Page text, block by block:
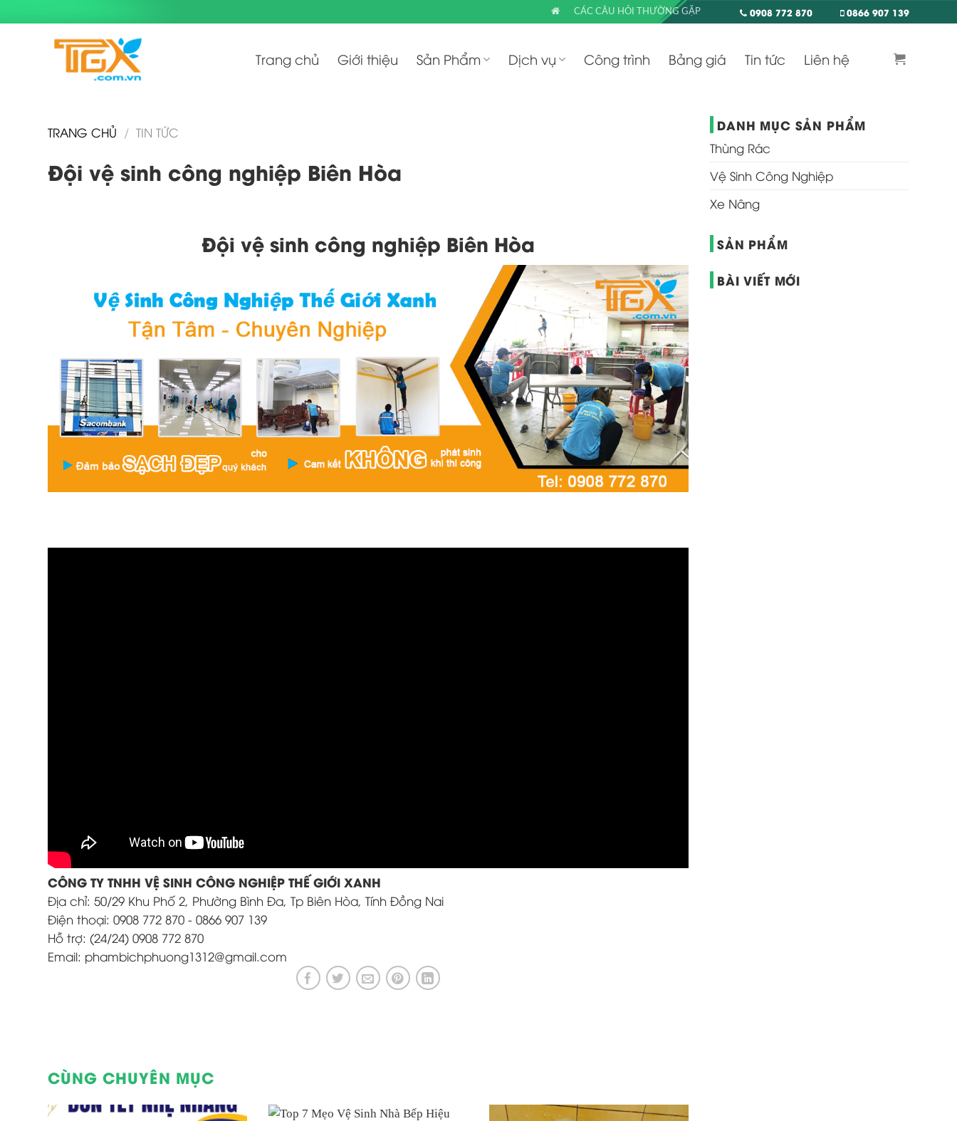
to
CÁC CÂU HỎI THƯỜNG GẶP 0908 772 870 0866 907 139
Trang chủ Giới thiệu Sản Phẩm Dịch vụ Công trình Bảng giá Tin tức Liên hệ
TRANG CHỦ / TIN TỨC
Đội vệ sinh công nghiệp Biên Hòa
Đội vệ sinh công nghiệp Biên Hòa
CÔNG TY TNHH VỆ SINH CÔNG NGHIỆP THẾ GIỚI XANH
Địa chỉ: 50/29 Khu Phố 2, Phường Bình Đa, Tp Biên Hòa, Tính Đồng Nai
Điện thoại: 0908 772 870 - 0866 907 139
Hỗ trợ: (24/24) 0908 772 870
Email: phambichphuong1312@gmail.com
CÙNG CHUYÊN MỤC
DANH MỤC SẢN PHẨM
Thùng Rác
Vệ Sinh Công Nghiệp
Xe Nâng
SẢN PHẨM
BÀI VIẾT MỚI